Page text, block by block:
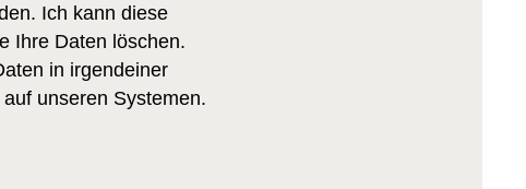
Ich kann diese
Ihre Daten löschen.
in irgendeiner
unseren Systemen.